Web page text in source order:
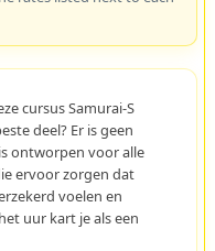
cursus Samurai-S
deel? Er is geen
ontworpen voor alle
ervoor zorgen dat
voelen en
uur kart je als een